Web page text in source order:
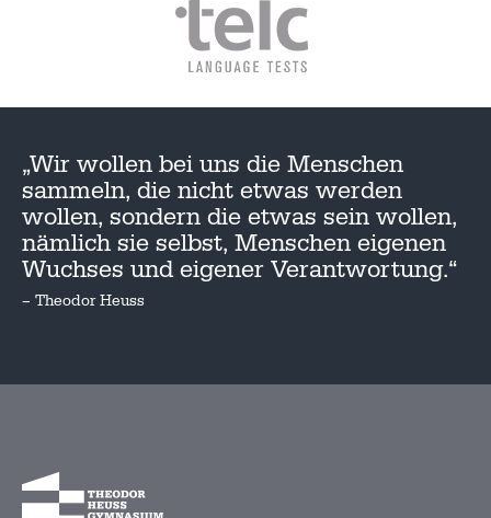
„Wir wollen bei uns die Menschen
sammeln, die nicht etwas werden
wollen, sondern die etwas sein wollen,
nämlich sie selbst, Menschen eigenen
Wuchses und eigener Verantwortung.“
– Theodor Heuss